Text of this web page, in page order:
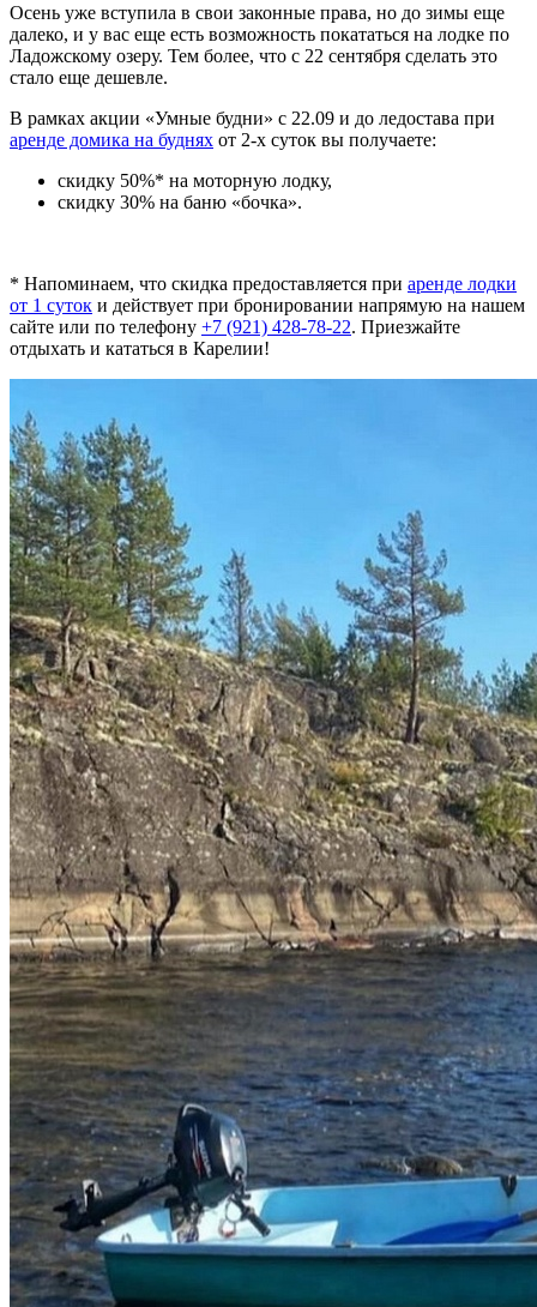
Осень уже вступила в свои законные права, но до зимы еще
далеко, и у вас еще есть возможность покататься на лодке по
Ладожскому озеру. Тем более, что с 22 сентября сделать это
стало еще дешевле.
В рамках акции «Умные будни» с 22.09 и до ледостава при
аренде домика на буднях от 2-х суток вы получаете:
скидку 50%* на моторную лодку,
скидку 30% на баню «бочка».
* Напоминаем, что скидка предоставляется при аренде лодки
от 1 суток и действует при бронировании напрямую на нашем
сайте или по телефону +7 (921) 428-78-22. Приезжайте
отдыхать и кататься в Карелии!